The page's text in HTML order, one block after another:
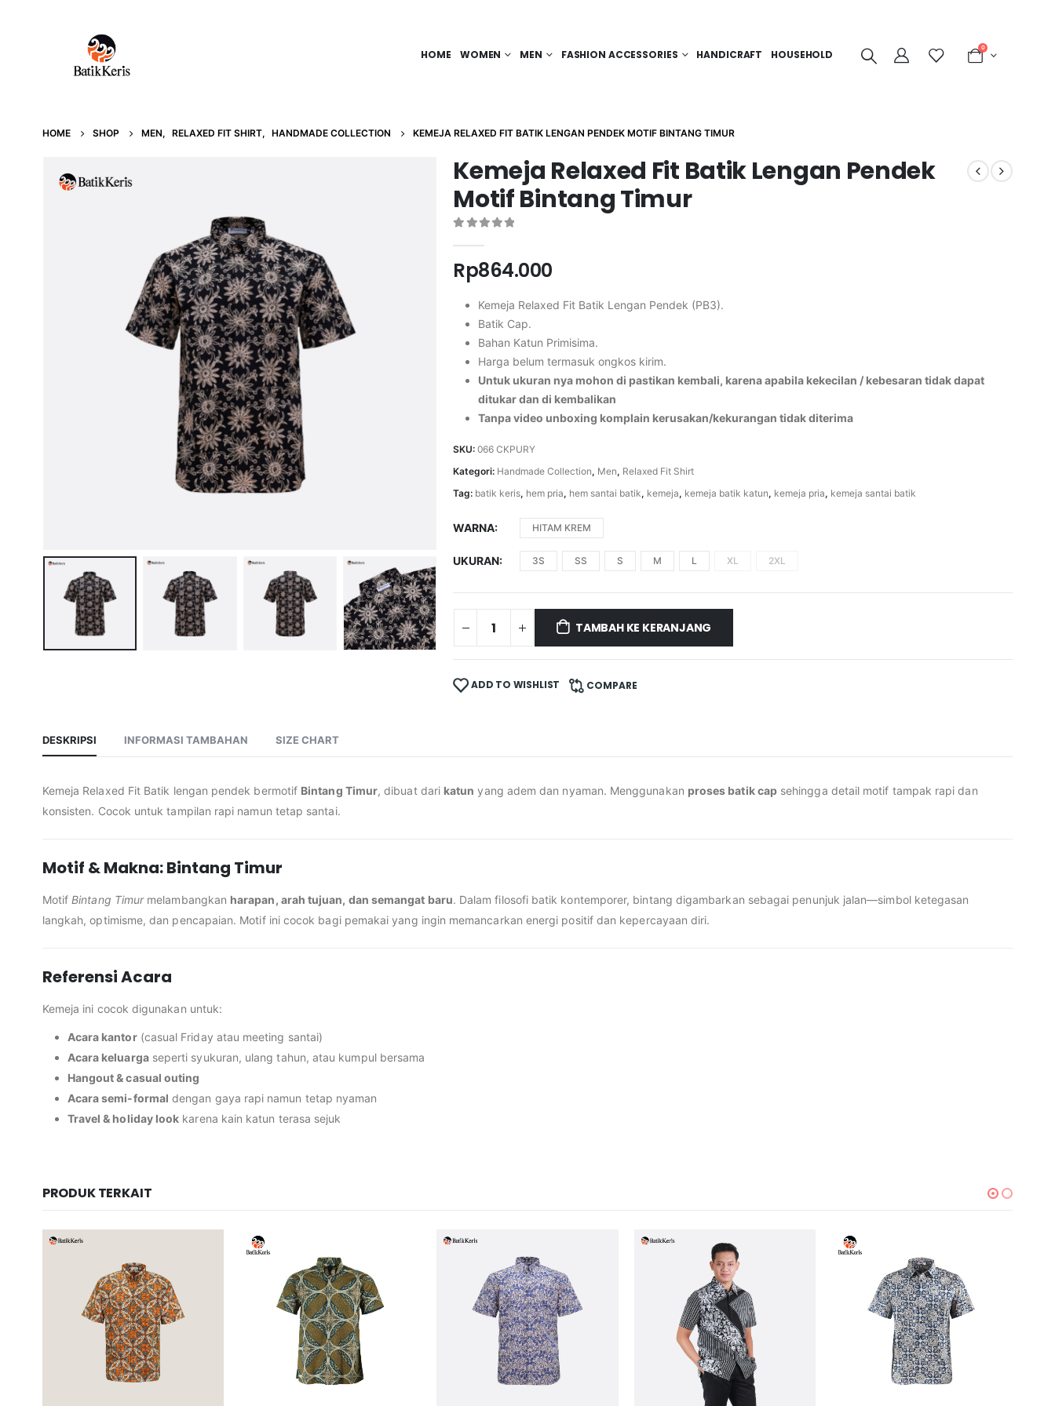
HOME WOMEN MEN FASHION ACCESSORIES HANDICRAFT HOUSEHOLD
0
HOME SHOP MEN, RELAXED FIT SHIRT, HANDMADE COLLECTION KEMEJA RELAXED FIT BATIK LENGAN PENDEK MOTIF BINTANG TIMUR
Kemeja Relaxed Fit Batik Lengan Pendek
Motif Bintang Timur
Rp864.000
Kemeja Relaxed Fit Batik Lengan Pendek (PB3).
Batik Cap.
Bahan Katun Primisima.
Harga belum termasuk ongkos kirim.
Untuk ukuran nya mohon di pastikan kembali, karena apabila kekecilan / kebesaran tidak dapat
ditukar dan di kembalikan
Tanpa video unboxing komplain kerusakan/kekurangan tidak diterima
SKU:066 CKPURY
Kategori: Handmade Collection, Men, Relaxed Fit Shirt
Tag: batik keris, hem pria, hem santai batik, kemeja, kemeja batik katun, kemeja pria, kemeja santai batik
WARNA HITAM KREM
UKURAN 3S SS S M L XL 2XL
TAMBAH KE KERANJANG
ADD TO WISHLIST COMPARE
DESKRIPSI INFORMASI TAMBAHAN SIZE CHART
Kemeja Relaxed Fit Batik lengan pendek bermotif Bintang Timur, dibuat dari katun yang adem dan nyaman. Menggunakan proses batik capsehingga detail motif tampak rapi dan
konsisten. Cocok untuk tampilan rapi namun tetap santai.
Motif & Makna: Bintang Timur
Motif Bintang Timurmelambangkan harapan, arah tujuan, dan semangat baru. Dalam filosofi batik kontemporer, bintang digambarkan sebagai penunjuk jalan—simbol ketegasan
langkah, optimisme, dan pencapaian. Motif ini cocok bagi pemakai yang ingin memancarkan energi positif dan kepercayaan diri.
Referensi Acara
Kemeja ini cocok digunakan untuk:
Acara kantor(casual Friday atau meeting santai)
Acara keluargaseperti syukuran, ulang tahun, atau kumpul bersama
Hangout & casual outing
Acara semi-formal dengan gaya rapi namun tetap nyaman
Travel & holiday look karena kain katun terasa sejuk
PRODUK TERKAIT